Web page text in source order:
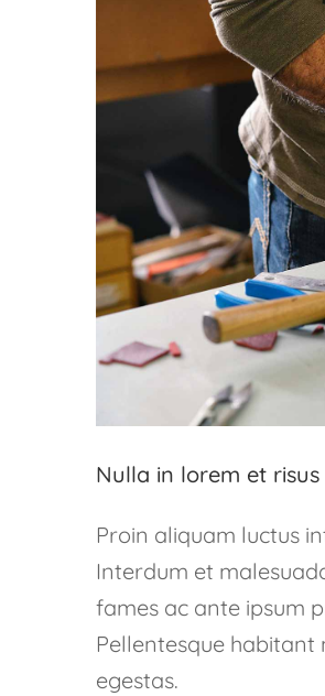
Nulla in lorem et
Proin aliquam luctus
Interdum et
fames ac ante ipsum
Pellentesque
egestas.